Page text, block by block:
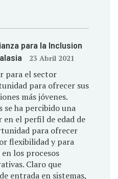
para la Inclusion
23 Abril 2021
para el sector
para ofrecer sus
más jóvenes.
se ha percibido una
en el perfil de edad de
para ofrecer
flexibilidad y para
los procesos
Claro que
entrada en sistemas,